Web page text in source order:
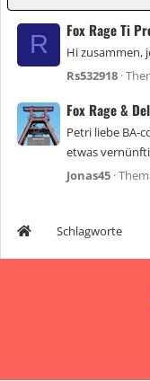
R
Fox Rage Ti
Hi zusammen,
Rs532918
Fox Rage &
Petri liebe BA-
etwas
Jonas45
Schlagworte